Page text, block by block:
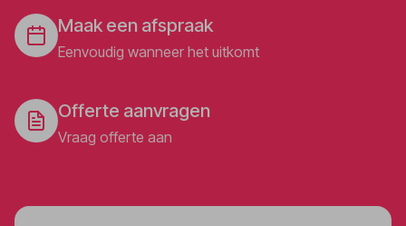
Maak een afspraak
Eenvoudig wanneer het uitkomt
Offerte aanvragen
Vraag offerte aan